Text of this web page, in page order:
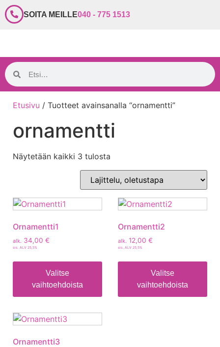
SOITA MEILLE040 - 775 1513
Etusivu / Tuotteet avainsanalla “ornamentti”
ornamentti
Näytetään kaikki 3 tulosta
Ornamentti1
alk. 34,00 €
sis. ALV 25,5%
Valitse
vaihtoehdoista
Ornamentti2
alk. 12,00 €
sis. ALV 25,5%
Valitse
vaihtoehdoista
Ornamentti3